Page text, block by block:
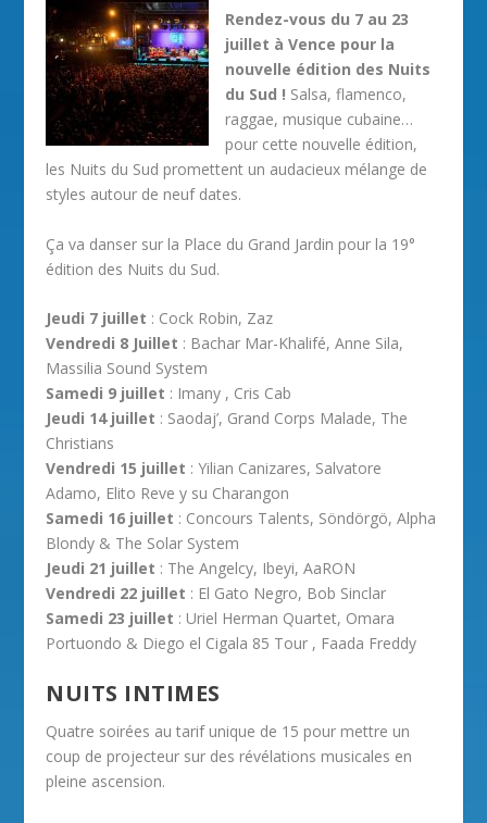
Rendez-vous du 7 au 23
juillet à Vence pour la
nouvelle édition des Nuits
du Sud ! Salsa, flamenco,
raggae, musique cubaine…
pour cette nouvelle édition,
les Nuits du Sud promettent un audacieux mélange de
styles autour de neuf dates.
Ça va danser sur la Place du Grand Jardin pour la 19°
édition des Nuits du Sud.
Jeudi 7 juillet : Cock Robin, Zaz
Vendredi 8 Juillet : Bachar Mar-Khalifé, Anne Sila,
Massilia Sound System
Samedi 9 juillet : Imany , Cris Cab
Jeudi 14 juillet : Saodaj’, Grand Corps Malade, The
Christians
Vendredi 15 juillet : Yilian Canizares, Salvatore
Adamo, Elito Reve y su Charangon
Samedi 16 juillet : Concours Talents, Söndörgö, Alpha
Blondy & The Solar System
Jeudi 21 juillet : The Angelcy, Ibeyi, AaRON
Vendredi 22 juillet : El Gato Negro, Bob Sinclar
Samedi 23 juillet : Uriel Herman Quartet, Omara
Portuondo & Diego el Cigala 85 Tour , Faada Freddy
NUITS INTIMES
Quatre soirées au tarif unique de 15 pour mettre un
coup de projecteur sur des révélations musicales en
pleine ascension.